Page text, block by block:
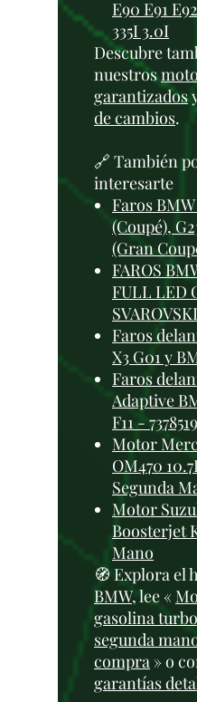
E90 E91
335I 3.0I
Descubre
nuestros
garantizados
de cambios.
🔗 También
interesarte
Faros
(Coupé),
(Gran
FAROS
FULL LED
SVAROVSKI
Faros
X3 G01 y
Faros
Adaptive
F11 -
Motor
OM470
Segunda
Motor
Boosterjet
Mano
🧭 Explora el
BMW, lee «
gasolina
segunda
compra » o
garantías